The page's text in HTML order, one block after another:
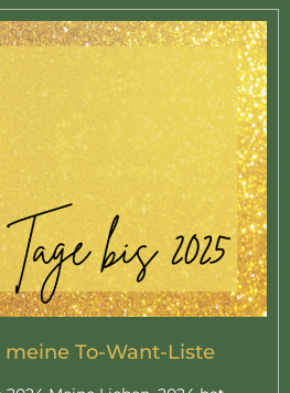
meine To-Want-Liste